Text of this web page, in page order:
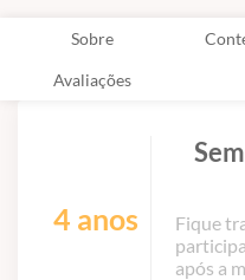
Sobre
Avaliações
4 anos
Fique
após a